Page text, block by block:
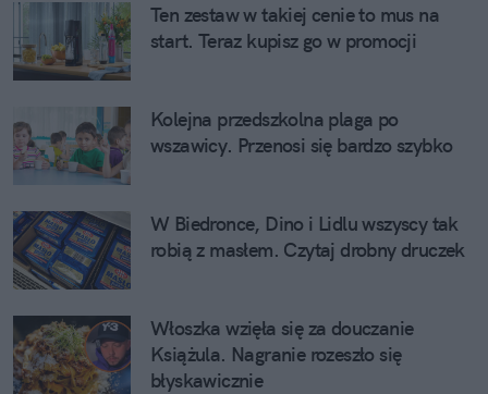
Ten zestaw w takiej cenie to mus na
start. Teraz kupisz go w promocji
Kolejna przedszkolna plaga po
wszawicy. Przenosi się bardzo szybko
W Biedronce, Dino i Lidlu wszyscy tak
robią z masłem. Czytaj drobny druczek
Włoszka wzięła się za douczanie
Książula. Nagranie rozeszło się
błyskawicznie